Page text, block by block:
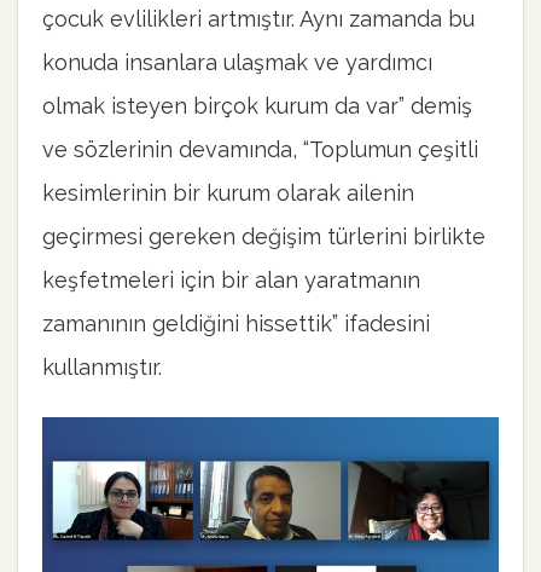
çocuk evlilikleri artmıştır. Aynı zamanda bu
konuda insanlara ulaşmak ve yardımcı
olmak isteyen birçok kurum da var” demiş
ve sözlerinin devamında, “Toplumun çeşitli
kesimlerinin bir kurum olarak ailenin
geçirmesi gereken değişim türlerini birlikte
keşfetmeleri için bir alan yaratmanın
zamanının geldiğini hissettik” ifadesini
kullanmıştır.